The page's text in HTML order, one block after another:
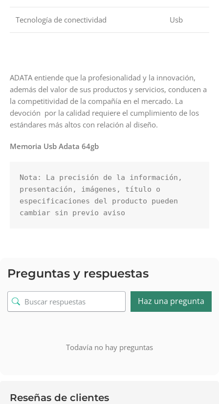
Tecnología de conectividad Usb
ADATA entiende que la profesionalidad y la innovación,
además del valor de sus productos y servicios, conducen a
la competitividad de la compañía en el mercado. La
devoción por la calidad requiere el cumplimiento de los
estándares más altos con relación al diseño.
Memoria Usb Adata 64gb
Nota: La precisión de la información,
presentación, imágenes, título o
especificaciones del producto pueden
cambiar sin previo aviso
Preguntas y respuestas
Haz una pregunta
Todavía no hay preguntas
Reseñas de clientes